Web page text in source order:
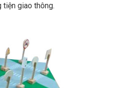
giao thông.